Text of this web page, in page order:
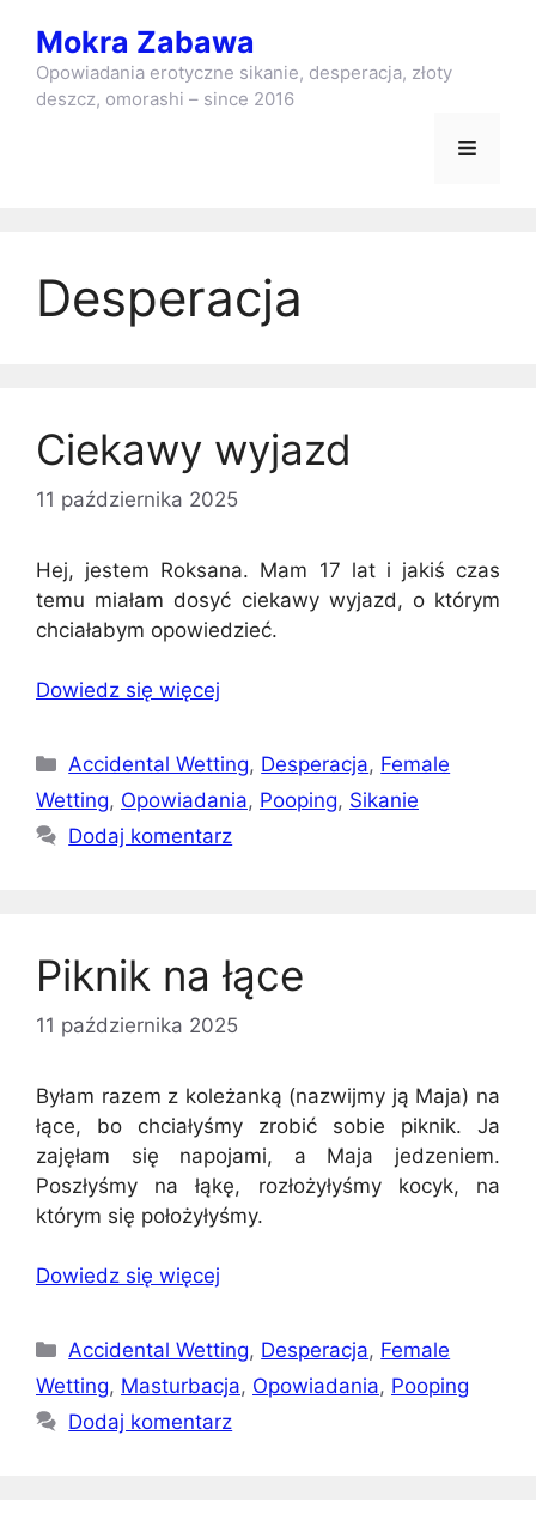
treści
Mokra Zabawa
Opowiadania erotyczne sikanie, desperacja, złoty
deszcz, omorashi – since 2016
Menu
Desperacja
Ciekawy wyjazd
11 października 2025
Hej, jestem Roksana. Mam 17 lat i jakiś czas
temu miałam dosyć ciekawy wyjazd, o którym
chciałabym opowiedzieć.
Dowiedz się więcej
Kategorie
Accidental Wetting, Desperacja, Female
Wetting, Opowiadania, Pooping, Sikanie
Dodaj komentarz
Piknik na łące
11 października 2025
Byłam razem z koleżanką (nazwijmy ją Maja) na
łące, bo chciałyśmy zrobić sobie piknik. Ja
zajęłam się napojami, a Maja jedzeniem.
Poszłyśmy na łąkę, rozłożyłyśmy kocyk, na
którym się położyłyśmy.
Dowiedz się więcej
Kategorie
Accidental Wetting, Desperacja, Female
Wetting, Masturbacja, Opowiadania, Pooping
Dodaj komentarz